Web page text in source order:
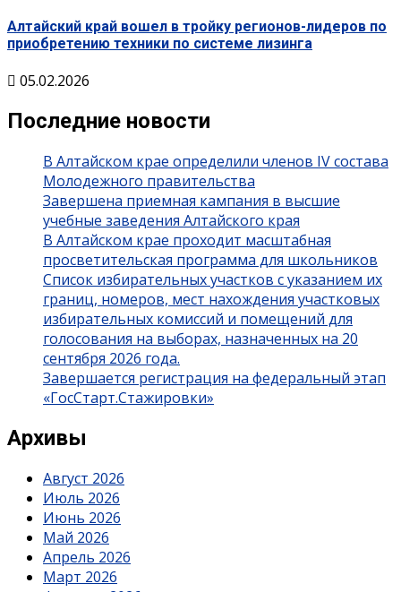
Алтайский край вошел в тройку регионов-лидеров по
приобретению техники по системе лизинга
05.02.2026
Последние новости
В Алтайском крае определили членов IV состава
Молодежного правительства
Завершена приемная кампания в высшие
учебные заведения Алтайского края
В Алтайском крае проходит масштабная
просветительская программа для школьников
Список избирательных участков с указанием их
границ, номеров, мест нахождения участковых
избирательных комиссий и помещений для
голосования на выборах, назначенных на 20
сентября 2026 года.
Завершается регистрация на федеральный этап
«ГосСтарт.Стажировки»
Архивы
Август 2026
Июль 2026
Июнь 2026
Май 2026
Апрель 2026
Март 2026